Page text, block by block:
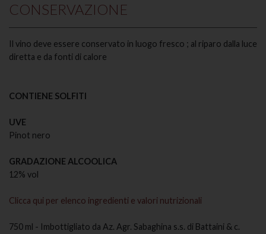
CONSERVAZIONE
Il vino deve essere conservato in luogo fresco ; al riparo dalla luce
diretta e da fonti di calore
CONTIENE SOLFITI
UVE
Pinot nero
GRADAZIONE ALCOOLICA
12% vol
Clicca qui per elenco ingredienti e valori nutrizionali
750 ml - Imbottigliato da Az. Agr. Sabaghina s.s. di Battaini & c.